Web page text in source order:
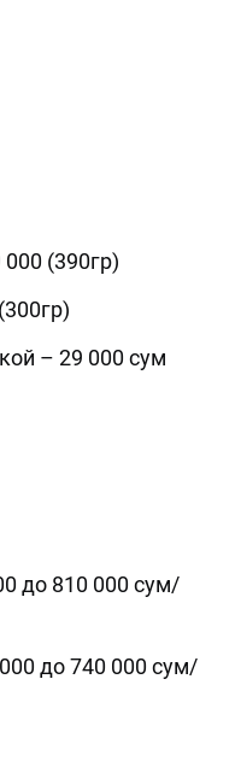
(390гр)
– 29 000 сум
до 810 000 сум/
до 740 000 сум/